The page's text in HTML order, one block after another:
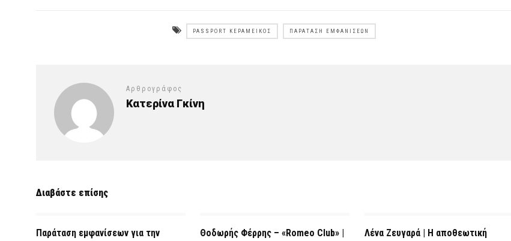
PASSPORT ΚΕΡΑΜΕΙΚΌΣ ΠΑΡΆΤΑΣΗ ΕΜΦΑΝΊΣΕΩΝ
Αρθρογράφος
Κατερίνα Γκίνη
Διαβάστε επίσης
Παράταση εμφανίσεων για την
Θοδωρής Φέρρης – «Romeo Club» |
Λένα Ζευγαρά | Η αποθεωτική